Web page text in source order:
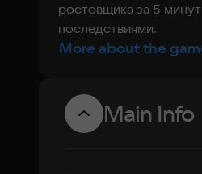
ростовщика за 5
последствиями.
More about the
Main Info